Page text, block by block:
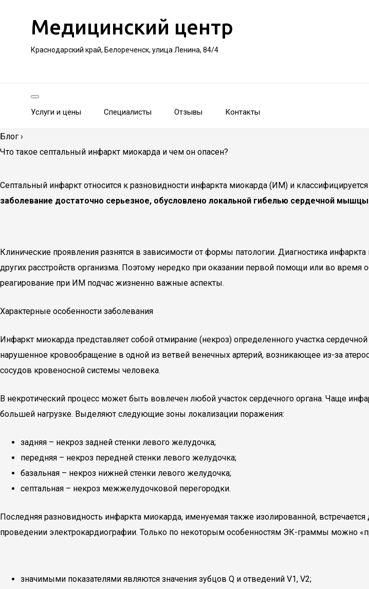
Медицинский центр
Краснодарский край, Белореченск, улица Ленина, 84/4
Услуги и цены Специалисты Отзывы Контакты
Блог ›
Что такое септальный инфаркт миокарда и чем он опасен?
Септальный инфаркт относится к разновидности инфаркта миокарда (ИМ) и
заболевание достаточно серьезное, обусловлено локальной гибелью сердечной
Клинические проявления разнятся в зависимости от формы патологии. Диагностика
других расстройств организма. Поэтому нередко при оказании первой помощи или во
реагирование при ИМ подчас жизненно важные аспекты.
Характерные особенности заболевания
Инфаркт миокарда представляет собой отмирание (некроз) определенного участка
нарушенное кровообращение в одной из ветвей венечных артерий, возникающее из-за
сосудов кровеносной системы человека.
В некротический процесс может быть вовлечен любой участок сердечного органа. Чаще
большей нагрузке. Выделяют следующие зоны локализации поражения:
задняя – некроз задней стенки левого желудочка;
передняя – некроз передней стенки левого желудочка;
базальная – некроз нижней стенки левого желудочка;
септальная – некроз межжелудочковой перегородки.
Последняя разновидность инфаркта миокарда, именуемая также изолированной,
проведении электрокардиографии. Только по некоторым особенностям ЭК-граммы можно
значимыми показателями являются значения зубцов Q и отведений V1, V2;